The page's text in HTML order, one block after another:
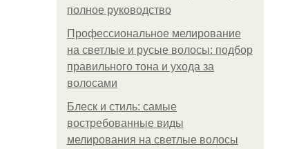
полное руководство
Профессиональное мелирование
на светлые и русые волосы: подбор
правильного тона и ухода за
волосами
Блеск и стиль: самые
востребованные виды
мелирования на светлые волосы